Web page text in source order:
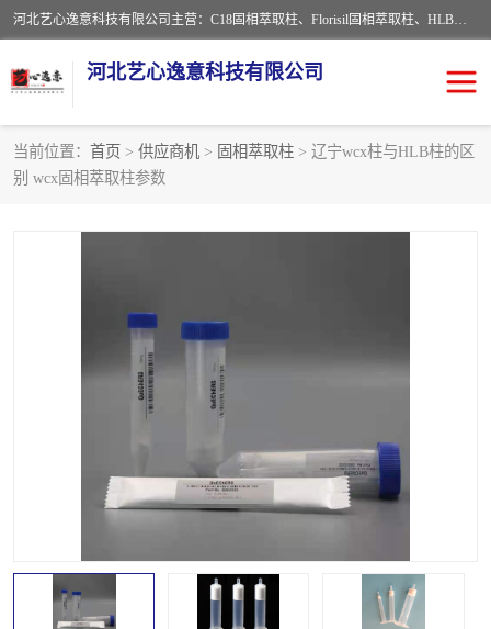
河北艺心逸意科技有限公司主营：C18固相萃取柱、Florisil固相萃取柱、HLB固相萃取柱、MCX固相萃取柱、QuEChERS、固相萃取空柱、针式过滤器 、固相萃取柱、黄曲霉毒素亲和柱。全国咨询热线：18630105913。河北艺心逸意科技有限公司接受来样定做，我们秉承着“顾客至上，锐意进取”的经营理念，坚持客户至上的原则为广大客户提供优质的服务，欢迎广大客户惠顾！免费咨询！
河北艺心逸意科技有限公司
当前位置： 首页 > 供应商机 > 固相萃取柱 > 辽宁wcx柱与HLB柱的区
别 wcx固相萃取柱参数
固相萃取柱
多功能净化柱
96孔板